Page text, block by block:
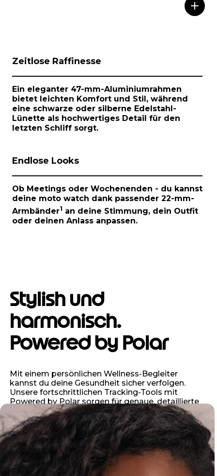
I
t
e
m
1
o
f
1
Zeitlose Raffinesse
Ein eleganter 47-mm-Aluminiumrahmen
bietet leichten Komfort und Stil, während
eine schwarze oder silberne Edelstahl-
Lünette als hochwertiges Detail für den
letzten Schliff sorgt.
Endlose Looks
Ob Meetings oder Wochenenden - du kannst
deine moto watch dank passender 22-mm-
Armbänder1 an deine Stimmung, dein Outfit
oder deinen Anlass anpassen.
Stylish und
harmonisch.
Powered by Polar
Mit einem persönlichen Wellness-Begleiter
kannst du deine Gesundheit sicher verfolgen.
Unsere fortschrittlichen Tracking-Tools mit
Powered by Polar sorgen für genaue, detaillierte
Einblicke, auf die du dich immer verlassen kannst,
wenn du sie brauchst.